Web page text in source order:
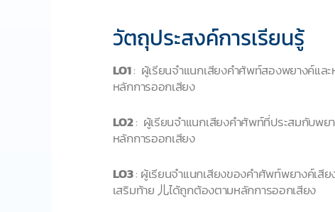
วัตถุประสงค์การเรียนรู้
LO1: ผู้เรียนจำแนกเสียงคำศัพท์สองพยางค์แล
หลักการออกเสียง
LO2: ผู้เรียนจำแนกเสียงคำศัพท์ที่ประสมกับพ
หลักการออกเสียง
LO3: ผู้เรียนจำแนกเสียงของคำศัพท์พยางค์เสีย
เสริมท้าย 儿ได้ถูกต้องตามหลักการออกเสียง